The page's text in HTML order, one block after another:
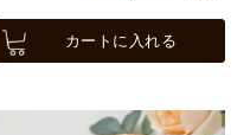
カートに入れる